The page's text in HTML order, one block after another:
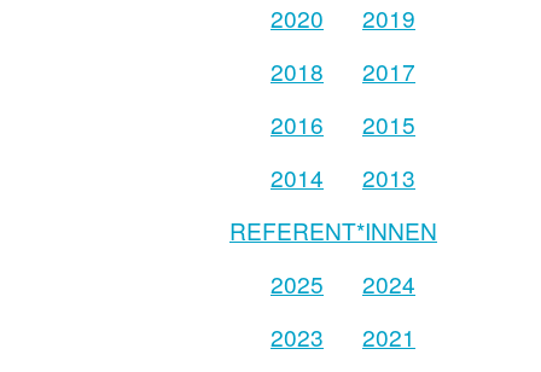
2020
2019
2018
2017
2016
2015
2014
2013
REFERENT*INNEN
2025
2024
2023
2021